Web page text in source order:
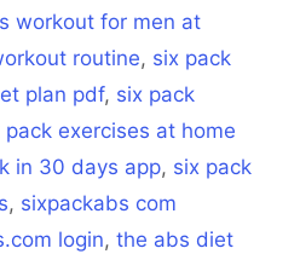
workout for men at
routine, six pack
plan pdf, six pack
pack exercises at home
in 30 days app, six pack
, sixpackabs com
login, the abs diet